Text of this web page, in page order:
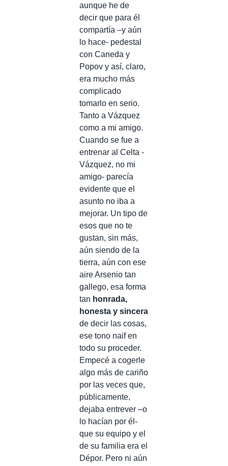
aunque he de
decir que para él
compartía –y aún
lo hace- pedestal
con Caneda y
Popov y así, claro,
era mucho más
complicado
tomarlo en serio.
Tanto a Vázquez
como a mi amigo.
Cuando se fue a
entrenar al Celta -
Vázquez, no mi
amigo- parecía
evidente que el
asunto no iba a
mejorar. Un tipo de
esos que no te
gustan, sin más,
aún siendo de la
tierra, aún con ese
aire Arsenio tan
gallego, esa forma
tan honrada,
honesta y sincera
de decir las cosas,
ese tono naif en
todo su proceder.
Empecé a cogerle
algo más de cariño
por las veces que,
públicamente,
dejaba entrever –o
lo hacían por él-
que su equipo y el
de su familia era el
Dépor. Pero ni aún